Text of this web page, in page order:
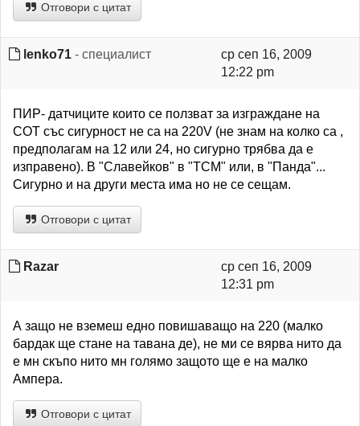
Отговори с цитат
lenko71 - специалист
ср сеп 16, 2009
12:22 pm
ПИР- датчиците които се ползват за изграждане на
СОТ със сигурност не са на 220V (не знам на колко са ,
предполагам на 12 или 24, но сигурно трябва да е
изправено). В "Славейков" в "ТСМ" или, в "Панда"...
Сигурно и на други места има но не се сещам.
Отговори с цитат
Razar
ср сеп 16, 2009
12:31 pm
А защо не вземеш едно повишаващо на 220 (малко
бардак ще стане на тавана де), не ми се вярва нито да
е мн скъпо нито мн голямо защото ще е на малко
Ампера.
Отговори с цитат